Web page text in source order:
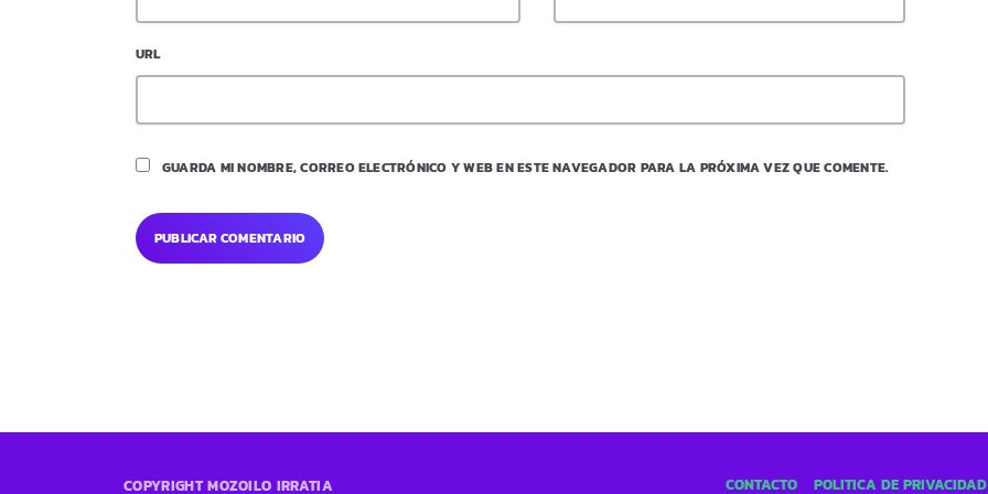
URL
GUARDA MI NOMBRE, CORREO ELECTRÓNICO Y WEB EN ESTE NAVEGADOR PARA LA PRÓXIMA VEZ QUE COMENTE.
COPYRIGHT MOZOILO IRRATIA CONTACTO POLÍTICA DE PRIVACIDAD